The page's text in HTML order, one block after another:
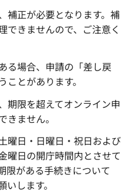
補正が必要となります。補
できませんので、ご注意く
る場合、申請の「差し戻
とがあります。
期限を超えてオンライン申
きません。
曜日・日曜日・祝日および
曜日の開庁時間内とさせて
限がある手続きについて
します。